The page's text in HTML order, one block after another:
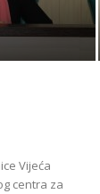
Vijeća
centra za